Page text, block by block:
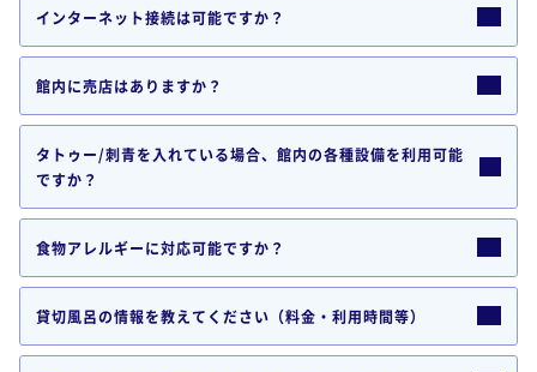
インターネット接続は可能ですか？
館内に売店はありますか？
タトゥー/刺青を入れている場合、館内の各種設備を利用可能
ですか？
食物アレルギーに対応可能ですか？
貸切風呂の情報を教えてください（料金・利用時間等）